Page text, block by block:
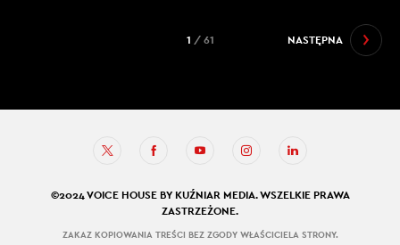
NASTĘPNA
1 / 61
©2024 VOICE HOUSE BY KUŹNIAR MEDIA. WSZELKIE PRAWA
ZASTRZEŻONE.
ZAKAZ KOPIOWANIA TREŚCI BEZ ZGODY WŁAŚCICIELA STRONY.